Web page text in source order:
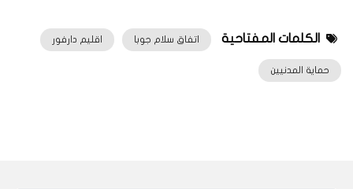
الكلمات المفتاحية اتفاق سلام جوبا اقليم دارفور
حماية المدنيين